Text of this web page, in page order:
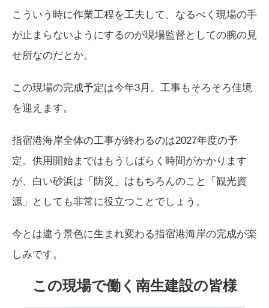
こういう時に作業工程を工夫して、なるべく現場の手
が止まらないようにするのが現場監督としての腕の見
せ所なのだとか。
この現場の完成予定は今年3月。工事もそろそろ佳境
を迎えます。
指宿港海岸全体の工事が終わるのは2027年度の予
定。供用開始まではもうしばらく時間がかかります
が、白い砂浜は「防災」はもちろんのこと「観光資
源」としても非常に役立つことでしょう。
今とは違う景色に生まれ変わる指宿港海岸の完成が楽
しみです。
この現場で働く南生建設の皆様